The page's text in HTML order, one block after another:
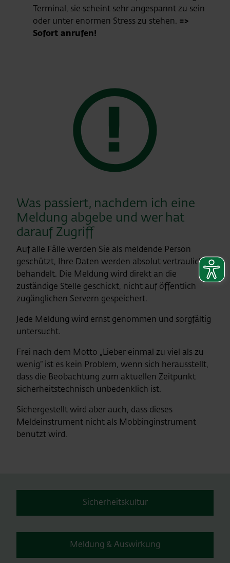
Terminal, sie scheint sehr angespannt zu sein
oder unter enormen Stress zu stehen. =>
Sofort anrufen!
Was passiert, nachdem ich eine
Meldung abgebe und wer hat
darauf Zugriff
Auf alle Fälle werden Sie als meldende Person
geschützt, Ihre Daten werden absolut vertraulich
behandelt. Die Meldung wird direkt an die
zuständige Stelle geschickt, nicht auf öffentlich
zugänglichen Servern gespeichert.
Jede Meldung wird ernst genommen und sorgfältig
untersucht.
Frei nach dem Motto „Lieber einmal zu viel als zu
wenig“ ist es kein Problem, wenn sich herausstellt,
dass die Beobachtung zum aktuellen Zeitpunkt
sicherheitstechnisch unbedenklich ist.
Sichergestellt wird aber auch, dass dieses
Meldeinstrument nicht als Mobbinginstrument
benutzt wird.
Sicherheitskultur
Meldung & Auswirkung